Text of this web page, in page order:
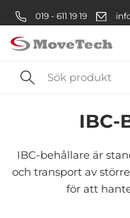
019 - 611 19 19
Sök
produktAvfallshantering
IBC-
IBC-behållare är
och transport av
för att